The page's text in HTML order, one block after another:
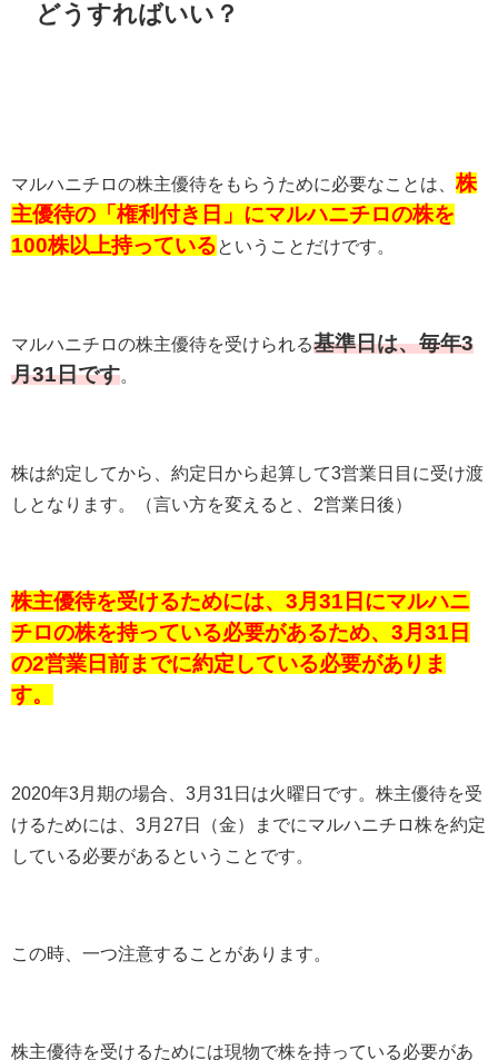
どうすればいい？
マルハニチロの株主優待をもらうために必要なことは、 株
主優待の「権利付き日」にマルハニチロの株を
100株以上持っている ということだけです。
マルハニチロの株主優待を受けられる基準日は、毎年3
月31日です
株は約定してから、約定日から起算して3営業日目に受け渡
しとなります。（言い方を変えると、 2営業日後）
株主優待を受けるためには、3月31日にマルハニ
チロの株を持っている必要があるため、3月31日
の2営業日前までに約定している必要がありま
す。
2020年3 月期の場合、 3 月 31 日は火曜日です。株主優待を受
けるためには、 3 月 27 日（金）までにマルハニチロ株を約定
している必要があるということです。
この時、一つ注意することがあります。
株主優待を受けるためには現物で株を持っている必要があ